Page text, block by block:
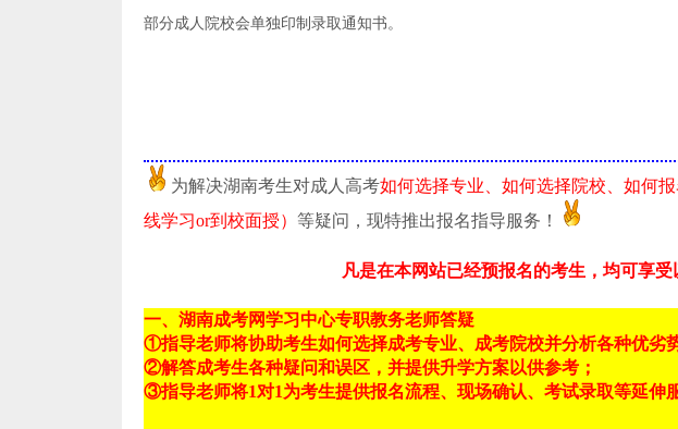
部分成人院校会单独印制录取通知书。
为解决湖南考生对成人高考如何选择专业、如何选择院校、如何
线学习or到校面授） 等疑问，现特推出报名指导服务！
凡是在本网站已经预报名的考生，均可享受
一、湖南成考网学习中心专职教务老师答疑
①指导老师将协助考生如何选择成考专业、成考院校并分析各种优劣
②解答成考生各种疑问和误区，并提供升学方案以供参考；
③指导老师将1对1为考生提供报名流程、现场确认、考试录取等延伸服